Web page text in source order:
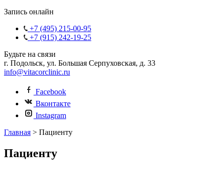
Запись онлайн
+7 (495) 215-00-95
+7 (915) 242-19-25
Будьте на связи
г. Подольск, ул. Большая Серпуховская, д. 33
info@vitacorclinic.ru
Facebook
Вконтакте
Instagram
Главная > Пациенту
Пациенту